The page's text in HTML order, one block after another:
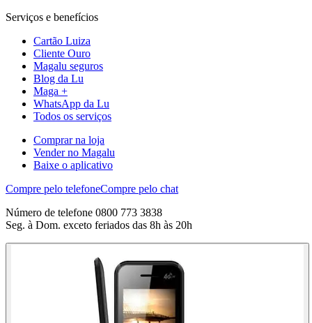
Serviços e benefícios
Cartão Luiza
Cliente Ouro
Magalu seguros
Blog da Lu
Maga +
WhatsApp da Lu
Todos os serviços
Comprar na loja
Vender no Magalu
Baixe o aplicativo
Compre pelo telefoneCompre pelo chat
Número de telefone 0800 773 3838
Seg. à Dom. exceto feriados das 8h às 20h